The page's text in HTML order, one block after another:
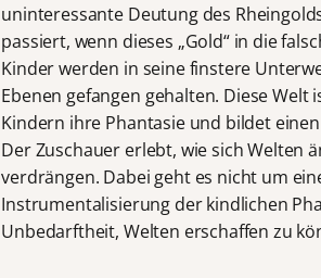
uninteressante Deutung des
passiert, wenn dieses „Gold“ in die
Kinder werden in seine finstere
Ebenen gefangen gehalten. Diese
Kindern ihre Phantasie und bildet
Der Zuschauer erlebt, wie sich Welten
verdrängen. Dabei geht es nicht um
Instrumentalisierung der kindlichen
Unbedarftheit, Welten erschaffen zu